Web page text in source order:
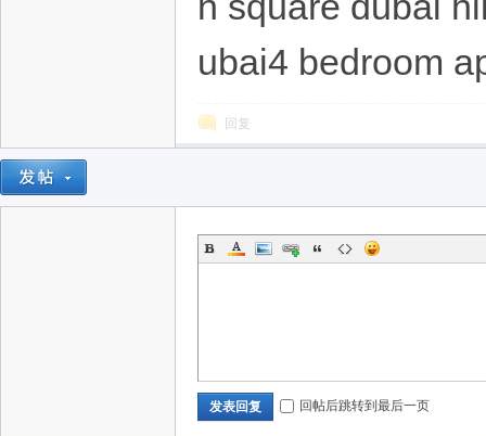
ubai4 bedroom
回复
发表回复 回帖后跳转到最后一页